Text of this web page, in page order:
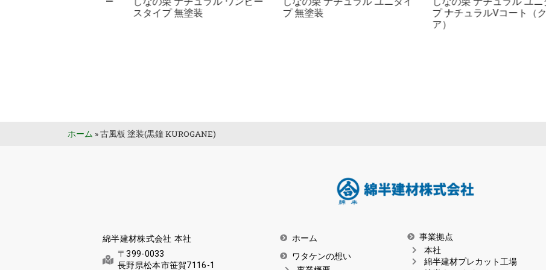
スタイプ 無塗装
プ 無塗装
プ ナチュラルVコート（クリ
ア）
ホーム »古風板 塗装(黒鐘 KUROGANE)
綿半建材株式会社 本社
〒399-0033
長野県松本市笹賀7116-1
ホーム
ワタケンの想い
事業拠点
本社
綿半建材プレカット工場